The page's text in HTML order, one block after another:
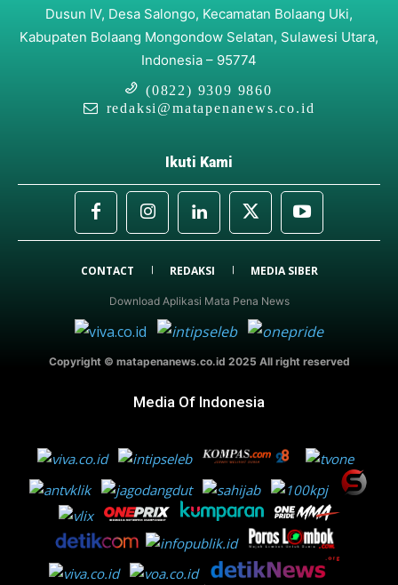
Dusun IV, Desa Salongo, Kecamatan Bolaang Uki,
Kabupaten Bolaang Mongondow Selatan, Sulawesi Utara,
Indonesia – 95774
(0822) 9309 9860
redaksi@matapenanews.co.id
Ikuti Kami
CONTACT REDAKSI MEDIA SIBER
Download Aplikasi Mata Pena News
Copyright © matapenanews.co.id 2025 All right reserved
Media Of Indonesia